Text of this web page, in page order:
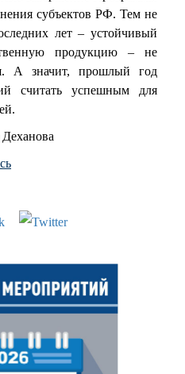
субъектов РФ. Тем не
лет – устойчивый
продукцию – не
А значит, прошлый год
считать успешным для